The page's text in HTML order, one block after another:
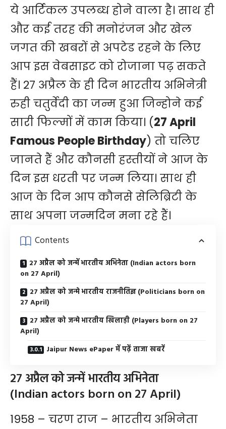
ये आर्टिकल उपलब्ध होने वाला है। साथ ही
और कई तरह की मनोरंजन और खेल
जगत की खबरों से अपटेड रहने के लिए
आप इस वेबसाइट को रोजाना पढ़ सकते
हैं। 27 अप्रैल के ही दिन भारतीय अभिनेत्री
रुही चतुर्वेदी का जन्म हुआ जिन्होने कई
सारी फिल्मों में काम किया। (27 April
Famous People Birthday) तो चलिए
जानते हैं और कौनसी हस्तीयों ने आज के
दिन इस धरती पर जन्म लिया। साथ ही
आज के दिन आप कौनसे सेलिब्रिटी के
साथ अपना जन्मदिन मना रहे हैं।
Contents
27 अप्रैल को जन्में भारतीय अभिनेता (Indian actors born
on 27 April)
27 अप्रैल को जन्मे भारतीय राजनीतिज्ञ (Politicians born on
27 April)
27 अप्रैल को जन्मे भारतीय खिलाड़ी (Players born on 27
April)
Jaipur News ePaper में पढ़ें ताजा खबरें
27 अप्रैल को जन्में भारतीय अभिनेता
(Indian actors born on 27 April)
1958 – चरण राज – भारतीय अभिनेता